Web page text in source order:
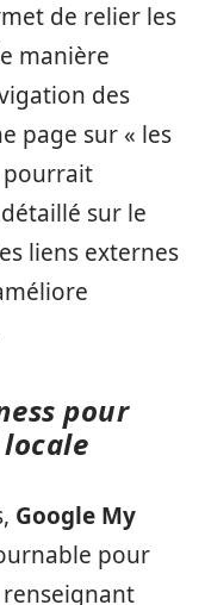
de relier les
manière
des
page sur « les
pourrait
sur le
liens externes
pour
Google My
pour